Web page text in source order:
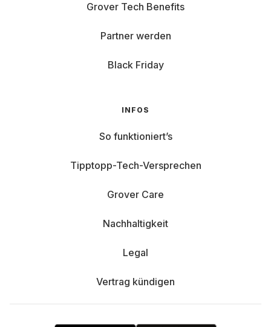
Grover Tech Benefits
Partner werden
Black Friday
INFOS
So funktioniert’s
Tipptopp-Tech-Versprechen
Grover Care
Nachhaltigkeit
Legal
Vertrag kündigen